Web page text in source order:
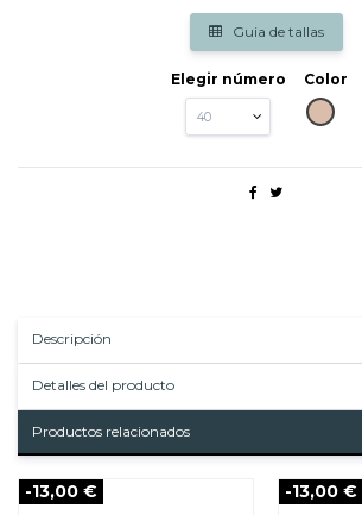
Guia de tallas
Elegir número
Color
TAUPE
Descripción
Detalles del producto
Productos relacionados
-13,00 € -13,00 €